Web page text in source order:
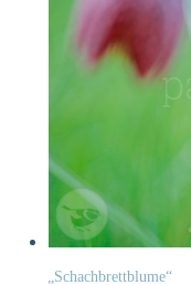
„Schachbrettblume“